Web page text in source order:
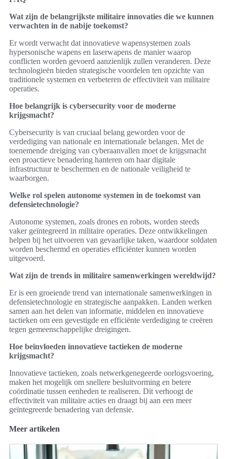
Wat zijn de belangrijkste militaire innovaties die we kunnen
verwachten in de nabije toekomst?
Er wordt verwacht dat innovatieve wapensystemen zoals
hypersonische wapens en laserwapens de manier waarop
conflicten worden gevoerd aanzienlijk zullen veranderen. Deze
technologieën bieden strategische voordelen ten opzichte van
traditionele systemen en verbeteren de effectiviteit van militaire
operaties.
Hoe belangrijk is cybersecurity voor de moderne
krijgsmacht?
Cybersecurity is van cruciaal belang geworden voor de
verdediging van nationale en internationale belangen. Met de
toenemende dreiging van cyberaanvallen moet de krijgsmacht
een proactieve benadering hanteren om haar digitale
infrastructuur te beschermen en de nationale veiligheid te
waarborgen.
Welke rol spelen autonome systemen in de toekomst van
defensietechnologie?
Autonome systemen, zoals drones en robots, worden steeds
vaker geïntegreerd in militaire operaties. Deze ontwikkelingen
helpen bij het uitvoeren van gevaarlijke taken, waardoor soldaten
worden beschermd en operaties efficiënter kunnen worden
uitgevoerd.
Wat zijn de trends in militaire samenwerkingen wereldwijd?
Er is een groeiende trend van internationale samenwerkingen in
defensietechnologie en strategische aanpakken. Landen werken
samen aan het delen van informatie, middelen en innovatieve
tactieken om een gevestigde en efficiënte verdediging te creëren
tegen gemeenschappelijke dreigingen.
Hoe beïnvloeden innovatieve tactieken de moderne
krijgsmacht?
Innovatieve tactieken, zoals netwerkgenegeerde oorlogsvoering,
maken het mogelijk om snellere besluitvorming en betere
coördinatie tussen eenheden te realiseren. Dit verhoogt de
effectiviteit van militaire acties en draagt bij aan een meer
geïntegreerde benadering van defensie.
Meer artikelen